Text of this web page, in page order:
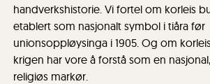
handverkshistorie. Vi fortel om korleis
etablert som nasjonalt symbol i tiåra før
unionsoppløysinga i 1905. Og om
krigen har vore å forstå som en
religiøs markør.